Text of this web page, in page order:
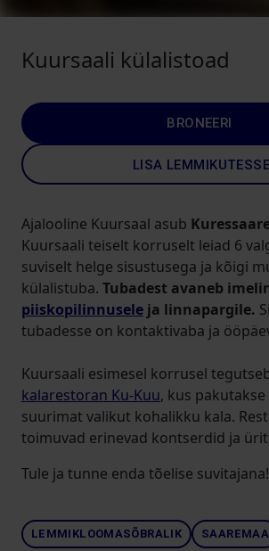
Kuursaali külalistoad
BRONEERI
LISA LEMMIKUTESSE
Ajalooline Kuursaal asub
Kuursaali teiselt korruselt leiad 6
suviselt helge sisustusega ja kõigi
külalistuba. Tubadest avaneb
piiskopilinnusele ja linnapargile.
tubadesse on kontaktivaba ja
Kuursaali esimesel korrusel
kalarestoran Ku-Kuu, kus pakutakse
suurimat valikut kohalikku kala.
toimuvad erinevad kontserdid ja
Tule ja tunne enda tõelise suvitajana!
LEMMIKLOOMASÕBRALIK SAAREMAA